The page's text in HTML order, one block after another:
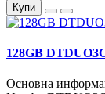
Купи
128GB
Основна